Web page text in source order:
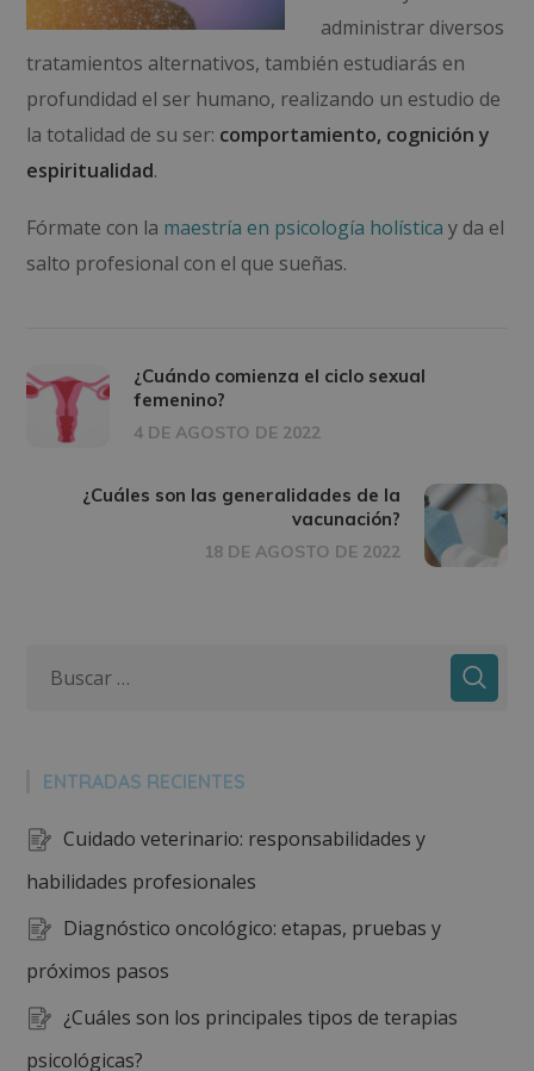
administrar diversos
tratamientos alternativos, también estudiarás en
profundidad el ser humano, realizando un estudio de
la totalidad de su ser: comportamiento, cognición y
espiritualidad.
Fórmate con la maestría en psicología holística y da el
salto profesional con el que sueñas.
¿Cuándo comienza el ciclo sexual
femenino?
4 DE AGOSTO DE 2022
¿Cuáles son las generalidades de la
vacunación?
18 DE AGOSTO DE 2022
ENTRADAS RECIENTES
Cuidado veterinario: responsabilidades y
habilidades profesionales
Diagnóstico oncológico: etapas, pruebas y
próximos pasos
¿Cuáles son los principales tipos de terapias
psicológicas?